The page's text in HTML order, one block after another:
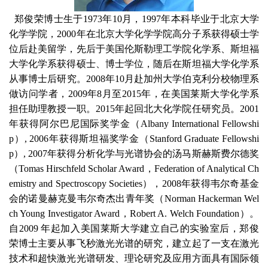
郑俊荣博士生于1973年10月，1997年本科毕业于北京大学
化学学院，2000年在北京大学化学学院高分子系获得硕士学
位后赴美留学，先后于美国伦斯勒理工学院化学系、斯坦福
大学化学系获得硕士、博士学位，随后在斯坦福大学化学系
从事博士后研究。2008年10月赴加州大学伯克利分校物理系
做访问学者，2009年8月至2015年，在美国莱斯大学化学系
担任助理教授一职。2015年起回北大化学院任研究员。2001
年获得阿尔巴尼国际奖学金（Albany International Fellowshi
p）, 2006年获得斯坦福奖学金（Stanford Graduate Fellowshi
p）, 2007年获得分析化学与光谱协会的汤马斯赫斯费尔德奖
（Tomas Hirschfeld Scholar Award，Federation of Analytical Ch
emistry and Spectroscopy Societies），2008年获得韦尔奇基金
会的诺曼赫克曼韦尔奇杰出青年奖（Norman Hackerman Wel
ch Young Investigator Award，Robert A. Welch Foundation）。
自2009 年起加入美国莱斯大学建立自己的实验室后，郑俊
荣博士主要从事飞秒激光光谱的研究，建立起了一支在激光
技术和超快激光光谱研发、理论研究及应用方面具有国际领